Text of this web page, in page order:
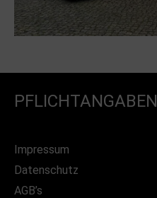
PFLICHTANGABEN
Impressum
Datenschutz
AGB’s